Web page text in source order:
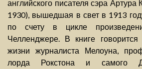
английского писателя сэра
1930), вышедшая в свет в 1913
по счету в цикле
Челленджере. В книге
жизни журналиста Мелоуна,
лорда Рокстона и самого